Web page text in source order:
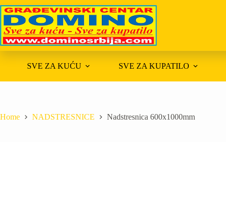
Skip
to
content
SVE ZA KUĆU SVE ZA KUPATILO
Home NADSTRESNICE Nadstresnica 600x1000mm